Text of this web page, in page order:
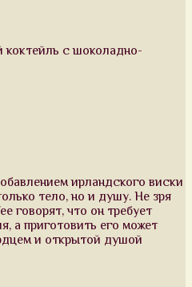
с шоколадно-
ирландского виски
тело, но и душу. Не зря
говорят, что он требует
а приготовить его может
и открытой душой